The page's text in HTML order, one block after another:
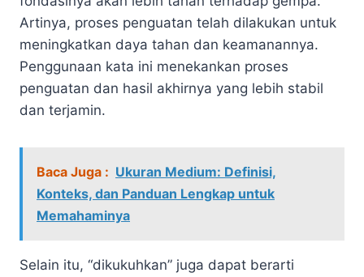
Artinya, proses penguatan telah dilakukan untuk
meningkatkan daya tahan dan keamanannya.
Penggunaan kata ini menekankan proses
penguatan dan hasil akhirnya yang lebih stabil
dan terjamin.
Baca Juga : Ukuran Medium: Definisi,
Konteks, dan Panduan Lengkap untuk
Memahaminya
Selain itu, “dikukuhkan” juga dapat berarti